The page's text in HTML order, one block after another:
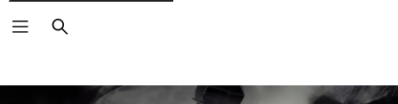
Buscar